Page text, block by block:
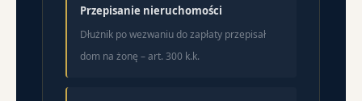
Przepisanie nieruchomości
Dłużnik po wezwaniu do zapłaty przepisał
dom na żonę – art. 300 k.k.